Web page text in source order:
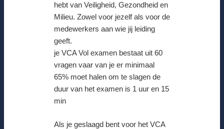
hebt van Veiligheid, Gezondheid en
Milieu. Zowel voor jezelf als voor de
medewerkers aan wie jij leiding
geeft.
je VCA Vol examen bestaat uit 60
vragen vaar van je er minimaal
65% moet halen om te slagen de
duur van het examen is 1 uur en 15
min
Als je geslaagd bent voor het VCA